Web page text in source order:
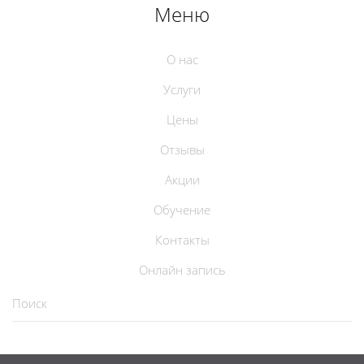
Меню
О нас
Услуги
Цены
Отзывы
Акции
Обучение
Контакты
Онлайн запись